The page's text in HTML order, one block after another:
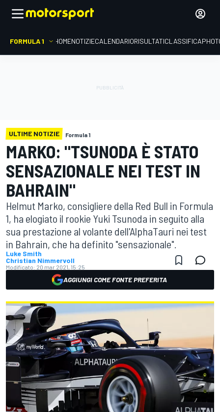
FORMULA 1 HOMENOTIZIECALENDARIORISULTATICLASSIFICA
ULTIME NOTIZIE Formula 1
MARKO: "TSUNODA È STATO
SENSAZIONALE NEI TEST IN
BAHRAIN"
Helmut Marko, consigliere della Red Bull in Formula
1, ha elogiato il rookie Yuki Tsunoda in seguito alla
sua prestazione al volante dell'AlphaTauri nei test
in Bahrain, che ha definito "sensazionale".
Luke Smith
Christian Nimmervoll
Modificato: 20 mar 2021, 15:25
AGGIUNGI COME FONTE PREFERITA